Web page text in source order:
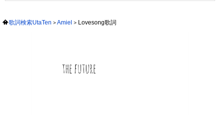
歌詞検索UtaTen Amiel Lovesong歌詞